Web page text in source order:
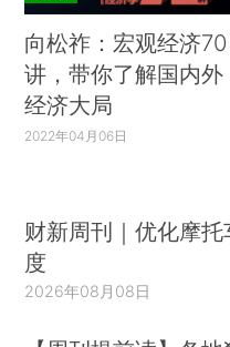
向松祚：宏观经济70
讲，带你了解国内外
经济大局
2022年04月06日
财新周刊｜优化摩托
度
2026年08月08日